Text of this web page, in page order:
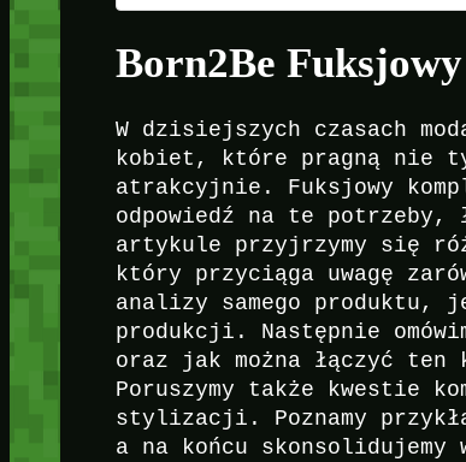
Born2Be
W dzisiejszych czasach
kobiet, które pragną nie
atrakcyjnie. Fuksjowy
odpowiedź na te potrzeby,
artykule przyjrzymy się
który przyciąga uwagę
analizy samego produktu,
produkcji. Następnie
oraz jak można łączyć ten
Poruszymy także kwestie
stylizacji. Poznamy
a na końcu